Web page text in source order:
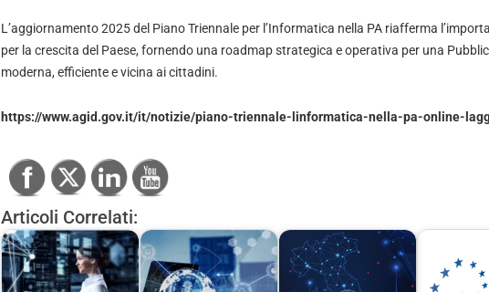
L’aggiornamento 2025 del Piano Triennale per l’Informatica nella PA riafferma
per la crescita del Paese, fornendo una roadmap strategica e operativa per una
moderna, efficiente e vicina ai cittadini.
https://www.agid.gov.it/it/notizie/piano-triennale-linformatica-nella-pa-online-
Articoli Correlati: